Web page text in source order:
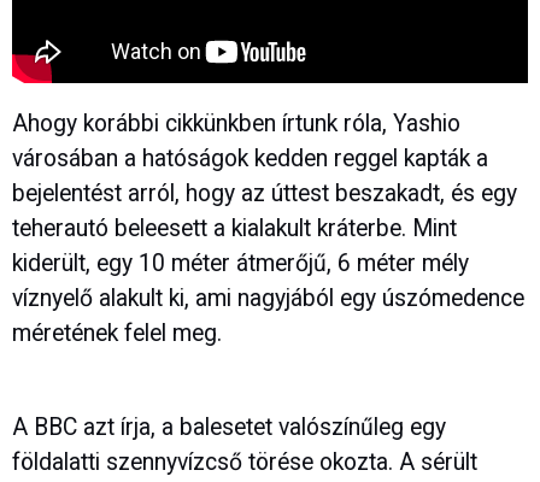
Ahogy korábbi cikkünkben írtunk róla, Yashio
városában a hatóságok kedden reggel kapták a
bejelentést arról, hogy az úttest beszakadt, és egy
teherautó beleesett a kialakult kráterbe. Mint
kiderült, egy 10 méter átmerőjű, 6 méter mély
víznyelő alakult ki, ami nagyjából egy úszómedence
méretének felel meg.
A BBC azt írja, a balesetet valószínűleg egy
földalatti szennyvízcső törése okozta. A sérült